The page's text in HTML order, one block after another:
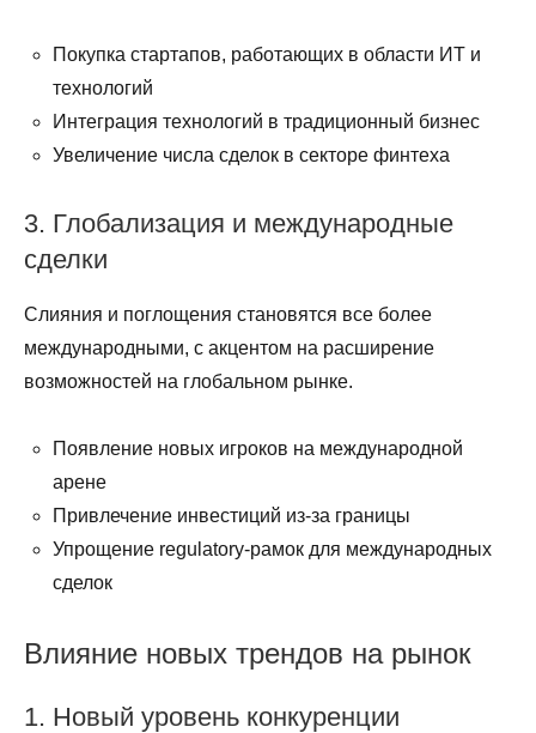
Покупка стартапов, работающих в области ИТ и
технологий
Интеграция технологий в традиционный бизнес
Увеличение числа сделок в секторе финтеха
3. Глобализация и международные
сделки
Слияния и поглощения становятся все более
международными, с акцентом на расширение
возможностей на глобальном рынке.
Появление новых игроков на международной
арене
Привлечение инвестиций из-за границы
Упрощение regulatory-рамок для международных
сделок
Влияние новых трендов на рынок
1. Новый уровень конкуренции